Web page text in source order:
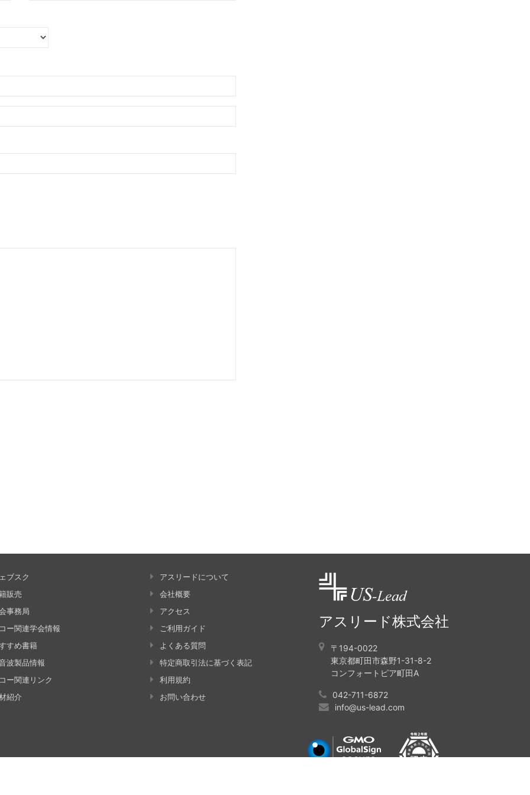
ブスク
販売
事務局
ー関連学会情報
すめ書籍
波製品情報
ー関連リンク
紹介
アスリードについて
会社概要
アクセス
ご利用ガイド
よくある質問
特定商取引法に基づく表記
利用規約
お問い合わせ
アスリード株式会社
〒194-0022
東京都町田市森野1-31-8-2
コンフォートピア町田A
042-711-6872
info@us-lead.com